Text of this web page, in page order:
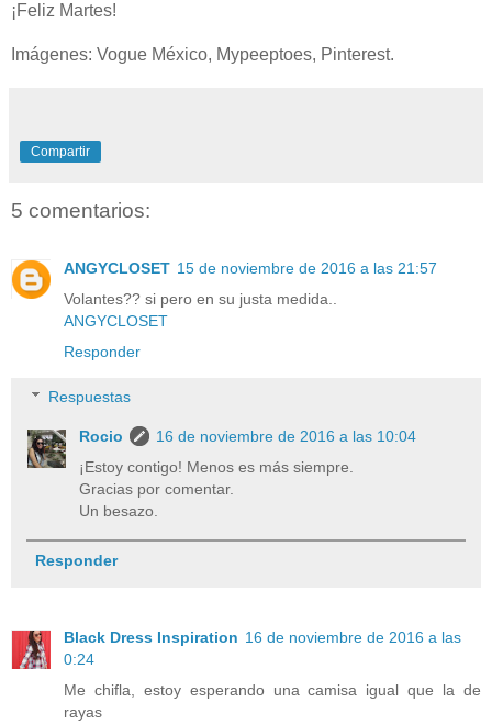
¡Feliz Martes!
Imágenes: Vogue México, Mypeeptoes, Pinterest.
Compartir
5 comentarios:
ANGYCLOSET 15 de noviembre de 2016 a las 21:57
Volantes?? si pero en su justa medida..
ANGYCLOSET
Responder
Respuestas
Rocio
16 de noviembre de 2016 a las 10:04
¡Estoy contigo! Menos es más siempre.
Gracias por comentar.
Un besazo.
Responder
Black Dress Inspiration 16 de noviembre de 2016 a las
0:24
Me chifla, estoy esperando una camisa igual que la de
rayas